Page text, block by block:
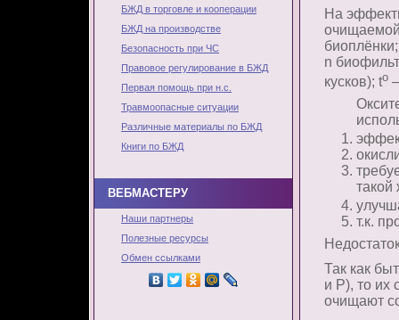
На
n
кусков); to
такой
т.к.
Так как
и P), то
очищают
БЖД в торговле и кооперации
БЖД на производстве
Безопасность при ЧС
Правовое регулирование в БЖД
Первая помощь при н.с.
Травмоопасные ситуации
Различные материалы по БЖД
Книги по БЖД
ВЕБМАСТЕРУ
Наши партнеры
Полезные ресурсы
Обмен ссылками